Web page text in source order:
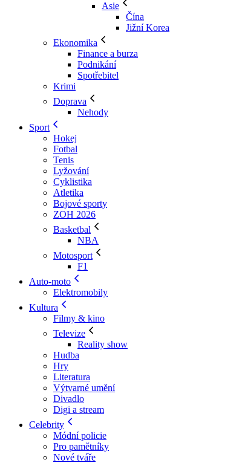
Asie
Čína
Jižní Korea
Ekonomika
Finance a burza
Podnikání
Spotřebitel
Krimi
Doprava
Nehody
Sport
Hokej
Fotbal
Tenis
Lyžování
Cyklistika
Atletika
Bojové sporty
ZOH 2026
Basketbal
NBA
Motosport
F1
Auto-moto
Elektromobily
Kultura
Filmy & kino
Televize
Reality show
Hudba
Hry
Literatura
Výtvarné umění
Divadlo
Digi a stream
Celebrity
Módní policie
Pro pamětníky
Nové tváře